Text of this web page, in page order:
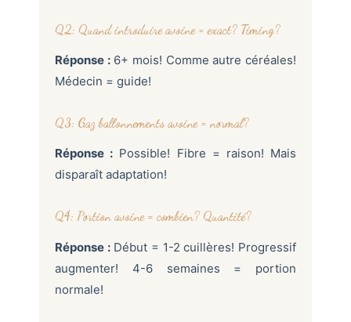
Q2: Quand introduire avoine = exact? Timing?
Réponse :6+ mois! Comme autre céréales!
Médecin = guide!
Q3: Gaz ballonnements avoine = normal?
Réponse : Possible! Fibre = raison! Mais
disparaît adaptation!
Q4: Portion avoine = combien? Quantité?
Réponse :Début = 1-2 cuillères! Progressif
augmenter! 4-6 semaines = portion
normale!